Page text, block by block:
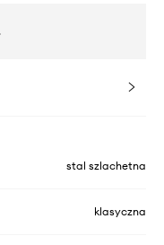
stal szlachetna
klasyczna